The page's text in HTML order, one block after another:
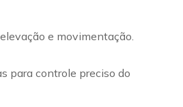
e movimentação.
para controle preciso do